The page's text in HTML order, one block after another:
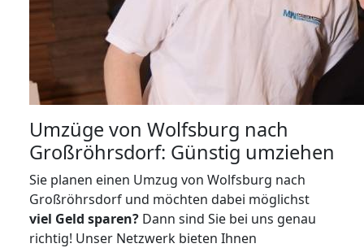
Umzüge von Wolfsburg nach
Großröhrsdorf: Günstig umziehen
Sie planen einen Umzug von Wolfsburg nach
Großröhrsdorf und möchten dabei möglichst
viel Geld sparen? Dann sind Sie bei uns genau
richtig! Unser Netzwerk bieten Ihnen